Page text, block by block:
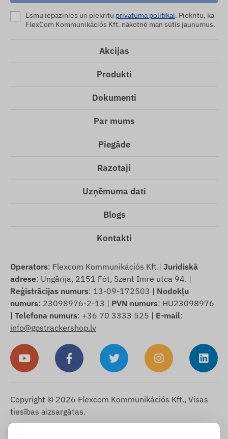
Esmu iepazinies un piekrītu privātuma politikai. Piekrītu, ka
FlexCom Kommunikációs Kft. nākotnē man sūtīs jaunumus.
Akcijas
Produkti
Dokumenti
Par mums
Piegāde
Razotaji
Uzņēmuma dati
Blogs
Kontakti
Operators: Flexcom Kommunikációs Kft.| Juridiskā
adrese: Ungārija, 2151 Fót, Szent Imre utca 94. |
Reģistrācijas numurs: 13-09-172503 | Nodokļu
numurs: 23098976-2-13 | PVN numurs: HU23098976
| Telefona numurs: +36 70 3333 525 | E-mail:
info@gpstrackershop.lv
Copyright © 2026 Flexcom Kommunikációs Kft., Visas
tiesības aizsargātas.